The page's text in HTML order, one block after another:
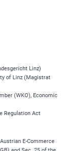
Linz)
of Linz (Magistrat
(WKO), Economic
Regulation Act
E-Commerce